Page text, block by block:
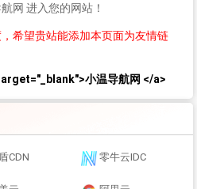
网 进入您的网站！
希望贵站能添加本页面为友情链
小温导航网 </a>
CDN 零牛云IDC